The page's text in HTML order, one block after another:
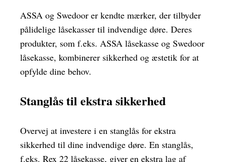
ASSA og Swedoor er kendte mærker, der tilbyder
pålidelige låsekasser til indvendige døre. Deres
produkter, som f.eks. ASSA låsekasse og Swedoor
låsekasse, kombinerer sikkerhed og æstetik for at
opfylde dine behov.
Stanglås til ekstra sikkerhed
Overvej at investere i en stanglås for ekstra
sikkerhed til dine indvendige døre. En stanglås,
f.eks. Rex 22 låsekasse, giver en ekstra lag af